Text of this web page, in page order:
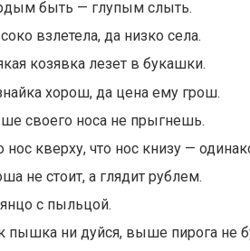
быть — глупым слыть.
взлетела, да низко села.
козявка лезет в букашки.
хорош, да цена ему грош.
своего носа не прыгнешь.
нос кверху, что нос книзу —
не стоит, а глядит рублем.
с пыльцой.
пышка ни дуйся, выше пирога не